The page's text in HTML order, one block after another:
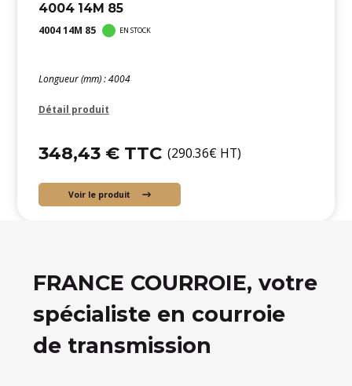
4004 14M 85
4004 14M 85 EN STOCK
Longueur (mm) : 4004
Détail produit
348,43 € TTC (290.36€ HT)
Voir le produit
FRANCE COURROIE, votre
spécialiste en courroie
de transmission